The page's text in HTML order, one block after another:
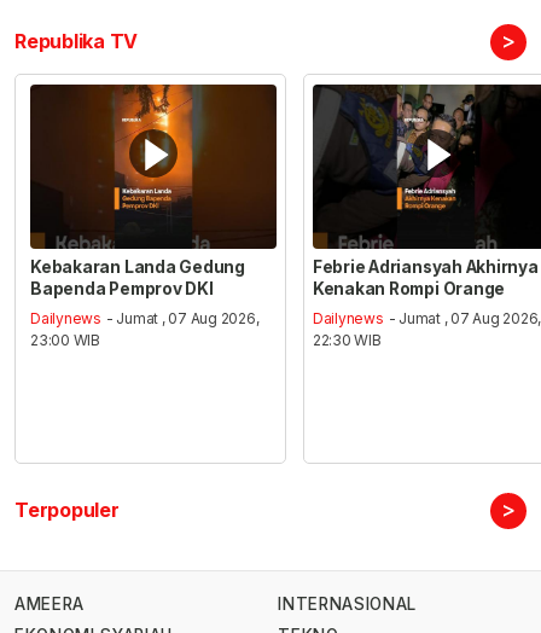
Republika TV >
Kebakaran Landa Gedung
Bapenda Pemprov DKI
Dailynews - Jumat , 07 Aug 2026,
23:00 WIB
Febrie Adriansyah Akhirnya
Kenakan Rompi Orange
Dailynews - Jumat , 07 Aug 2026,
22:30 WIB
Terpopuler >
AMEERA
INTERNASIONAL